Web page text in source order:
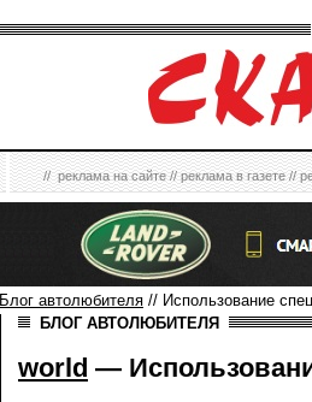
//реклама на сайте//реклама в газете//
Блог автолюбителя // Использование
БЛОГ АВТОЛЮБИТЕЛЯ
world —